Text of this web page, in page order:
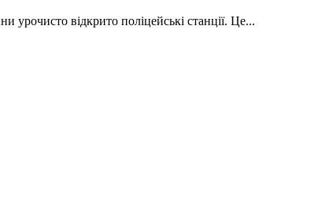
урочисто відкрито поліцейські станції. Це...